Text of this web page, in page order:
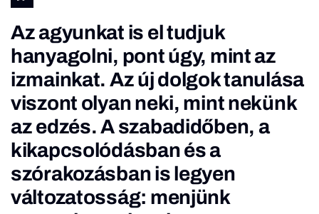
Az agyunkat is el tudjuk
hanyagolni, pont úgy, mint az
izmainkat. Az új dolgok tanulása
viszont olyan neki, mint nekünk
az edzés. A szabadidőben, a
kikapcsolódásban és a
szórakozásban is legyen
változatosság: menjünk